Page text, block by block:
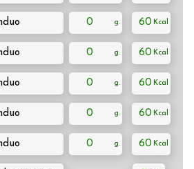
0 60
0 60
0 60
0 60
0 60